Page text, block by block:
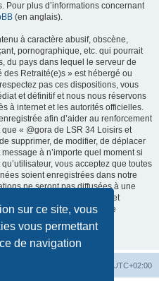
sur ce site, vous
vous permettant
de navigation
Pour plus d’informations concernant
(en anglais).
à caractère abusif, obscène,
pornographique, etc. qui pourrait
du pays dans lequel le serveur de
Retraité(e)s » est hébergé ou
pas ces dispositions, vous
et définitif et nous nous réservons
à internet et les autorités officielles.
afin d’aider au renforcement
« @gora de LSR 34 Loisirs et
supprimer, de modifier, de déplacer
à n’importe quel moment si
vous acceptez que toutes
soient enregistrées dans notre
ne seront pas diffusées à une
« @gora de LSR 34 Loisirs et
pourront être tenus comme
informatique visant à
UTC+02:00